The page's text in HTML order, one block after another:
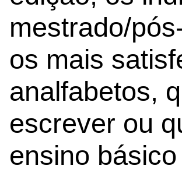
mestrado/
os mais
analfabetos,
escrever ou
ensino